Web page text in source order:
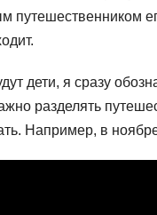
путешественником
дети, я сразу
разделять
Например, в